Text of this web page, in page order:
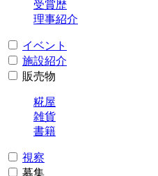
受賞歴
理事紹介
イベント
施設紹介
販売物
糀屋
雑貨
書籍
視察
募集